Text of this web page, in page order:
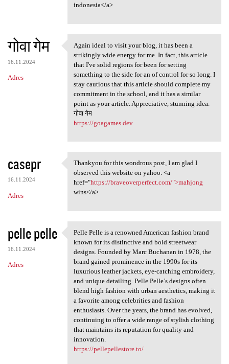
indonesia</a>
गोवा गेम
16.11.2024
Adres
Again ideal to visit your
Again ideal to visit your blog, it has been a
strikingly wide energy for me. In fact, this article
that I've solid regions for been for setting
something to the side for an of control for so long. I
stay cautious that this article should complete my
commitment in the school, and it has a similar
point as your article. Appreciative, stunning idea.
गोवा गेम
https://goagames.dev
casepr
16.11.2024
Adres
Thankyou for this wondrous
Thankyou for this wondrous post, I am glad I
observed this website on yahoo. <a
href="https://braveoverperfect.com/">mahjong
wins</a>
pelle pelle
16.11.2024
Adres
Pelle Pelle is a renowned
Pelle Pelle is a renowned American fashion brand
known for its distinctive and bold streetwear
designs. Founded by Marc Buchanan in 1978, the
brand gained prominence in the 1990s for its
luxurious leather jackets, eye-catching embroidery,
and unique detailing. Pelle Pelle’s designs often
blend high fashion with urban aesthetics, making it
a favorite among celebrities and fashion
enthusiasts. Over the years, the brand has evolved,
continuing to offer a wide range of stylish clothing
that maintains its reputation for quality and
innovation.
https://pellepellestore.to/